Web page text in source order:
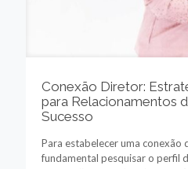
Conexão Diretor:
para Relacionamentos
Sucesso
Para estabelecer uma conexão
fundamental pesquisar o perfil